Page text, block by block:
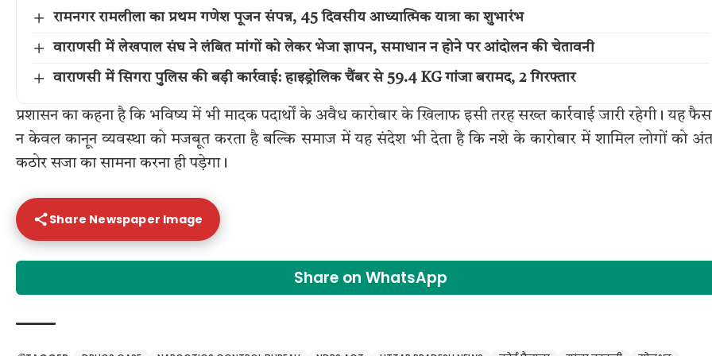
रामनगर रामलीला का प्रथम गणेश पूजन संपन्न, 45 दिवसीय आध्यात्मिक यात्रा का शुभारंभ
वाराणसी में लेखपाल संघ ने लंबित मांगों को लेकर भेजा ज्ञापन, समाधान न होने पर आंदोलन की चेतावनी
वाराणसी में सिगरा पुलिस की बड़ी कार्रवाई: हाइड्रोलिक चैंबर से 59.4 KG गांजा बरामद, 2 गिरफ्तार
प्रशासन का कहना है कि भविष्य में भी मादक पदार्थों के अवैध कारोबार के खिलाफ इसी तरह सख्त कार्रवाई जारी रहेगी। यह
न केवल कानून व्यवस्था को मजबूत करता है बल्कि समाज में यह संदेश भी देता है कि नशे के कारोबार में शामिल लोगों को
कठोर सजा का सामना करना ही पड़ेगा।
Share Newspaper Image
Share on WhatsApp